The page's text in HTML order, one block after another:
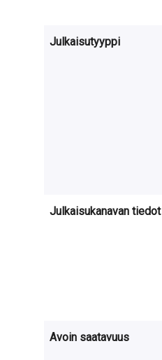
Julkaisutyyppi
Julkaisukanavan tiedot
Avoin saatavuus